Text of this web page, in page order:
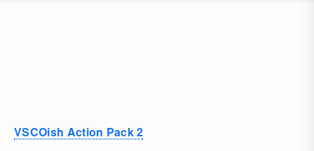
VSCOish Action Pack 2